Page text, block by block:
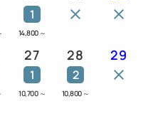
1
14,800 ～
27
1
10,700 ～
28
2
10,800 ～
29